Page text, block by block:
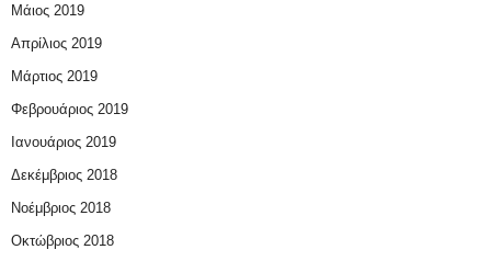
Μάιος 2019
Απρίλιος 2019
Μάρτιος 2019
Φεβρουάριος 2019
Ιανουάριος 2019
Δεκέμβριος 2018
Νοέμβριος 2018
Οκτώβριος 2018